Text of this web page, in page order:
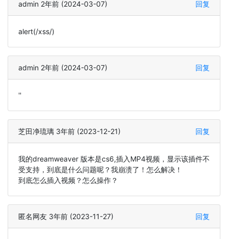
admin 2年前 (2024-03-07) 回复
alert(/xss/)
admin 2年前 (2024-03-07) 回复
''
芝田净琉璃 3年前 (2023-12-21) 回复
我的dreamweaver 版本是cs6,插入MP4视频，显示该插件不
受支持，到底是什么问题呢？我崩溃了！怎么解决！
到底怎么插入视频？怎么操作？
匿名网友 3年前 (2023-11-27) 回复